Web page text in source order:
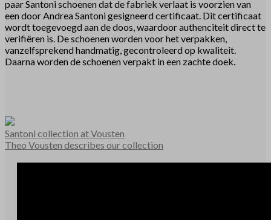
paar Santoni schoenen dat de fabriek verlaat is voorzien van
een door Andrea Santoni gesigneerd certificaat. Dit certificaat
wordt toegevoegd aan de doos, waardoor authenciteit direct te
verifiëren is. De schoenen worden voor het verpakken,
vanzelfsprekend handmatig, gecontroleerd op kwaliteit.
Daarna worden de schoenen verpakt in een zachte doek.
Santoni collection at Vousten
Theo Vousten describes our collection